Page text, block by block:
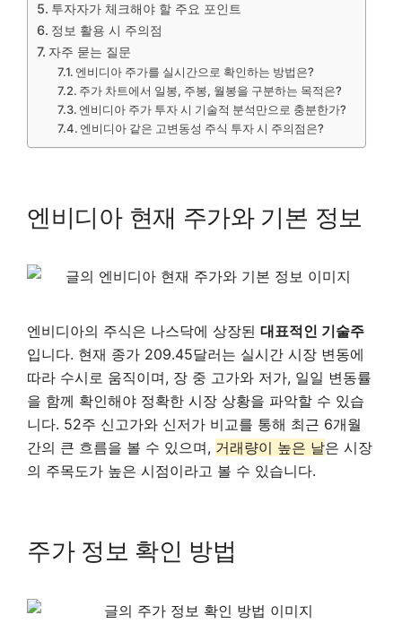
투자자가 체크해야 할 주요 포인트
정보 활용 시 주의점
자주 묻는 질문
엔비디아 주가를 실시간으로 확인하는 방법은?
주가 차트에서 일봉, 주봉, 월봉을 구분하는 목적은?
엔비디아 주가 투자 시 기술적 분석만으로 충분한가?
엔비디아 같은 고변동성 주식 투자 시 주의점은?
엔비디아 현재 주가와 기본 정보
엔비디아의 주식은 나스닥에 상장된 대표적인 기술주
입니다. 현재 종가 209.45달러는 실시간 시장 변동에
따라 수시로 움직이며, 장 중 고가와 저가, 일일 변동률
을 함께 확인해야 정확한 시장 상황을 파악할 수 있습
니다. 52주 신고가와 신저가 비교를 통해 최근 6개월
간의 큰 흐름을 볼 수 있으며, 거래량이 높은 날은 시장
의 주목도가 높은 시점이라고 볼 수 있습니다.
주가 정보 확인 방법